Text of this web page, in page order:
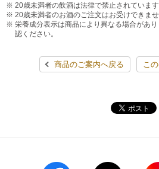
スポーツ振興くじ
行政サービス
レジでApple Accountにチャージ
オンラインフォトサービス
自転車シェアリング（店舗限定）
セブン‐イレブンの海外事業
データで見るセブン‐イレブン
セブン-イレブンの歴史
サステナビリティレポート
報告書ライブラリー
中文[繁體字](服務)
简体中文(服务)
ภาษาไทย(บริการ)
20歳未満者の飲酒は法律で禁止されています
20歳未満者のお酒のご注文はお受けできませ
栄養成分表示は商品により異なる場合があ
認ください。
商品のご案内へ戻る こ